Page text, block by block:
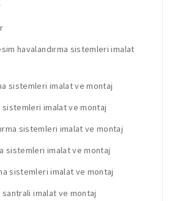
havalandırma sistemleri imalat
sistemleri imalat ve montaj
sistemleri imalat ve montaj
sistemleri imalat ve montaj
sistemleri imalat ve montaj
sistemleri imalat ve montaj
imalat ve montaj